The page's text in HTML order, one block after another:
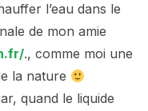
l’eau dans le
de mon amie
., comme moi une
la nature
quand le liquide